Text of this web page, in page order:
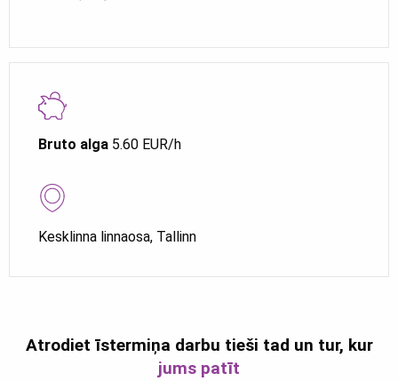
Bruto alga 5.60 EUR/h
Kesklinna linnaosa, Tallinn
Atrodiet īstermiņa darbu tieši tad un tur, kur
jums patīt